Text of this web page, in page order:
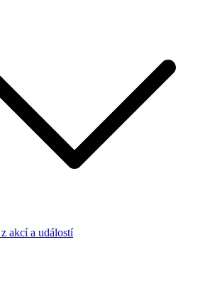
akcí a událostí